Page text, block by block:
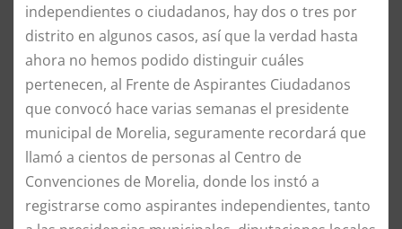
independientes o ciudadanos, hay dos o tres por
distrito en algunos casos, así que la verdad hasta
ahora no hemos podido distinguir cuáles
pertenecen, al Frente de Aspirantes Ciudadanos
que convocó hace varias semanas el presidente
municipal de Morelia, seguramente recordará que
llamó a cientos de personas al Centro de
Convenciones de Morelia, donde los instó a
registrarse como aspirantes independientes, tanto